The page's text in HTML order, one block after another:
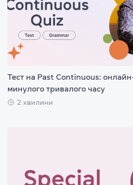
Тест на Past Continuous:
минулого тривалого часу
2 хвилини